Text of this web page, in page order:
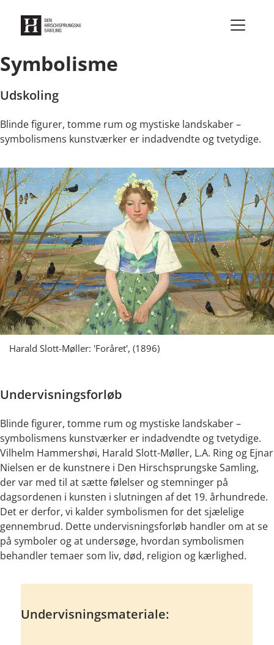
Symbolisme
Udskoling
Blinde figurer, tomme rum og mystiske landskaber –
symbolismens kunstværker er indadvendte og tvetydige.
Harald Slott-Møller: 'Foråret', (1896)
Undervisningsforløb
Blinde figurer, tomme rum og mystiske landskaber –
symbolismens kunstværker er indadvendte og tvetydige.
Vilhelm Hammershøi, Harald Slott-Møller, L.A. Ring og Ejnar
Nielsen er de kunstnere i Den Hirschsprungske Samling,
der var med til at sætte følelser og stemninger på
dagsordenen i kunsten i slutningen af det 19. århundrede.
Det er derfor, vi kalder symbolismen for det sjælelige
gennembrud. Dette undervisningsforløb handler om at se
på symboler og at undersøge, hvordan symbolismen
behandler temaer som liv, død, religion og kærlighed.
Undervisningsmateriale: